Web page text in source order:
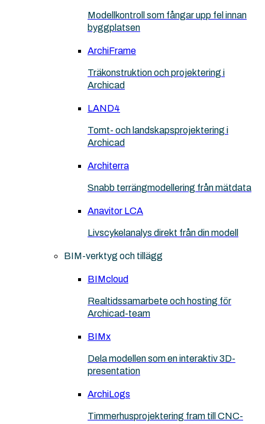
Modellkontroll som fångar upp fel innan
byggplatsen
ArchiFrame
Träkonstruktion och projektering i
Archicad
LAND4
Tomt- och landskapsprojektering i
Archicad
Architerra
Snabb terrängmodellering från mätdata
Anavitor LCA
Livscykelanalys direkt från din modell
BIM-verktyg och tillägg
BIMcloud
Realtidssamarbete och hosting för
Archicad-team
BIMx
Dela modellen som en interaktiv 3D-
presentation
ArchiLogs
Timmerhusprojektering fram till CNC-